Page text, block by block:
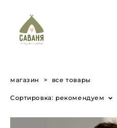
магазин > все товары
Сортировка: рекомендуем